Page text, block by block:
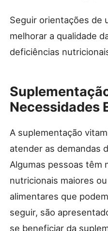
Seguir orientações de
melhorar a qualidade
deficiências
Necessidades
A suplementação
atender as demandas
Algumas pessoas têm
nutricionais maiores
alimentares que
seguir, são
se beneficiar da